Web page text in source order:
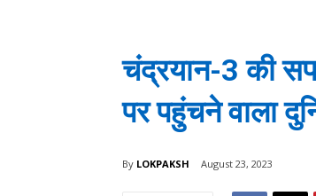
चंद्रयान-3 की
पर पहुंचने वाला
By LOKPAKSH August 23, 2023